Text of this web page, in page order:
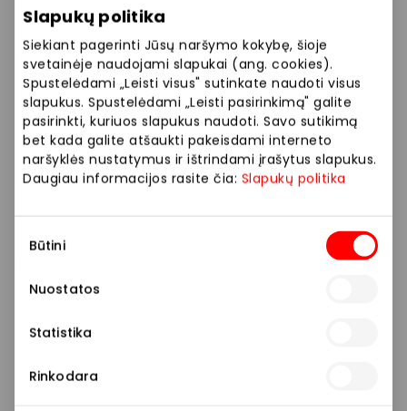
Slapukų politika
Siekiant pagerinti Jūsų naršymo kokybę, šioje
svetainėje naudojami slapukai (ang. cookies).
Spustelėdami „Leisti visus" sutinkate naudoti visus
slapukus. Spustelėdami „Leisti pasirinkimą" galite
pasirinkti, kuriuos slapukus naudoti. Savo sutikimą
bet kada galite atšaukti pakeisdami interneto
naršyklės nustatymus ir ištrindami įrašytus slapukus.
Daugiau informacijos rasite čia: Slapukų politika
pasirinkimas
Būtini
Nuostatos
Statistika
Rinkodara